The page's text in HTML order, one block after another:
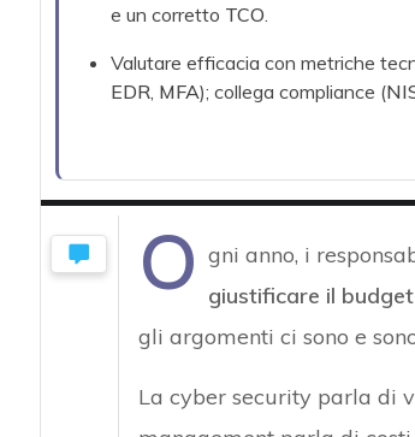
e un corretto TCO.
Valutare efficacia con metriche
EDR, MFA); collega compliance (
O gni anno, i
giustificare il budget
gli argomenti ci sono e
La cyber security parla di